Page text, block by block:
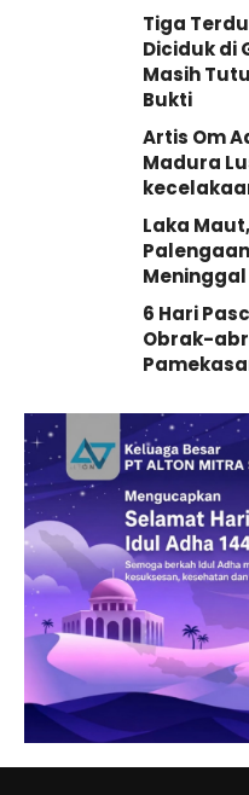
Tiga
Diciduk di
Masih
Bukti
Artis Om
Madura
Laka
Meninggal
6 Hari
Obrak-